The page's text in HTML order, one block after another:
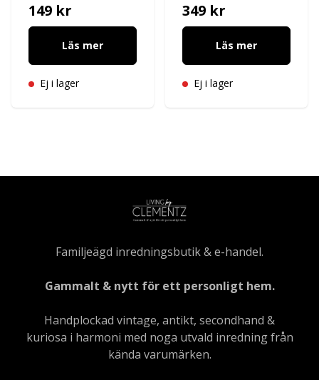
149 kr
Läs mer
Ej i lager
349 kr
Läs mer
Ej i lager
Familjeägd inredningsbutik & e-handel.
Gammalt & nytt för ett personligt hem.
Handplockad vintage, antikt, secondhand &
kuriosa i harmoni med noga utvald inredning från
kända varumärken.